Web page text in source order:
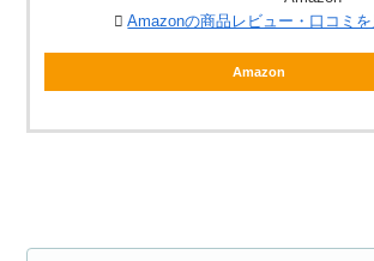
Amazonの商品レビュー・口コミを
Amazon